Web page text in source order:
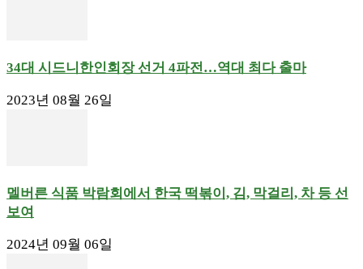
34대 시드니한인회장 선거 4파전…역대 최다 출마
2023년 08월 26일
멜버른 식품 박람회에서 한국 떡볶이, 김, 막걸리, 차 등 선
보여
2024년 09월 06일